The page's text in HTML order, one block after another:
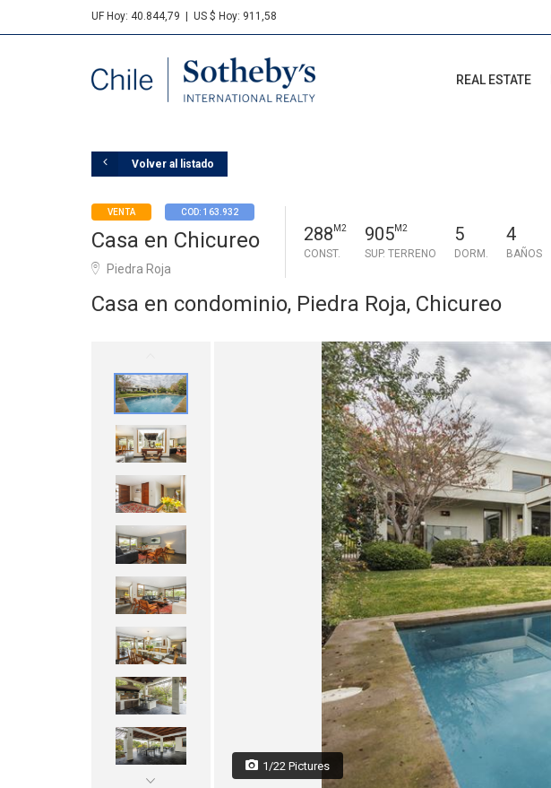
UF Hoy: 40.844,79 US $ Hoy: 911,58
Sotheby's REAL ESTATE
Volver al listado
VENTA COD: 163.932
Casa en Chicureo
Piedra Roja
288 M2
CONST.
905M2
SUP. TERRENO
5
DORM.
4
BAÑOS
Casa en condominio, Piedra Roja, Chicureo
1/22 Pictures